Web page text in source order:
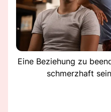
Eine Beziehung zu
schmerzhaft